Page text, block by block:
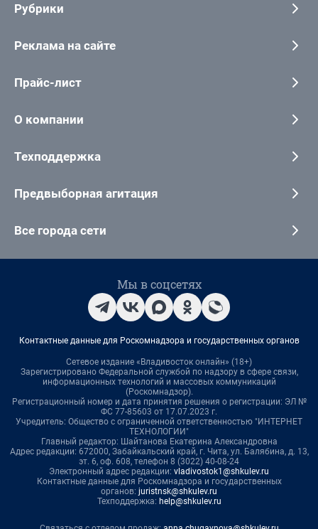
Рубрики
Реклама на сайте
Прайс-лист
О компании
Техподдержка
Предвыборная агитация
Все города сети
Мы в соцсетях
Контактные данные для Роскомнадзора и государственных органов
Сетевое издание «Владивосток онлайн» (18+)
Зарегистрировано Федеральной службой по надзору в сфере связи,
информационных технологий и массовых коммуникаций
(Роскомнадзор).
Регистрационный номер и дата принятия решения о регистрации: ЭЛ №
ФС 77-85603 от 17.07.2023 г.
Учредитель: Общество с ограниченной ответственностью "ИНТЕРНЕТ
ТЕХНОЛОГИИ"
Главный редактор: Шайтанова Екатерина Александровна
Адрес редакции: 672000, Забайкальский край, г. Чита, ул. Балябина, д. 13,
эт. 6, оф. 608, телефон 8 (3022) 40-08-24
Электронный адрес редакции: vladivostok1@shkulev.ru
Контактные данные для Роскомнадзора и государственных
органов: juristnsk@shkulev.ru
Техподдержка: help@shkulev.ru